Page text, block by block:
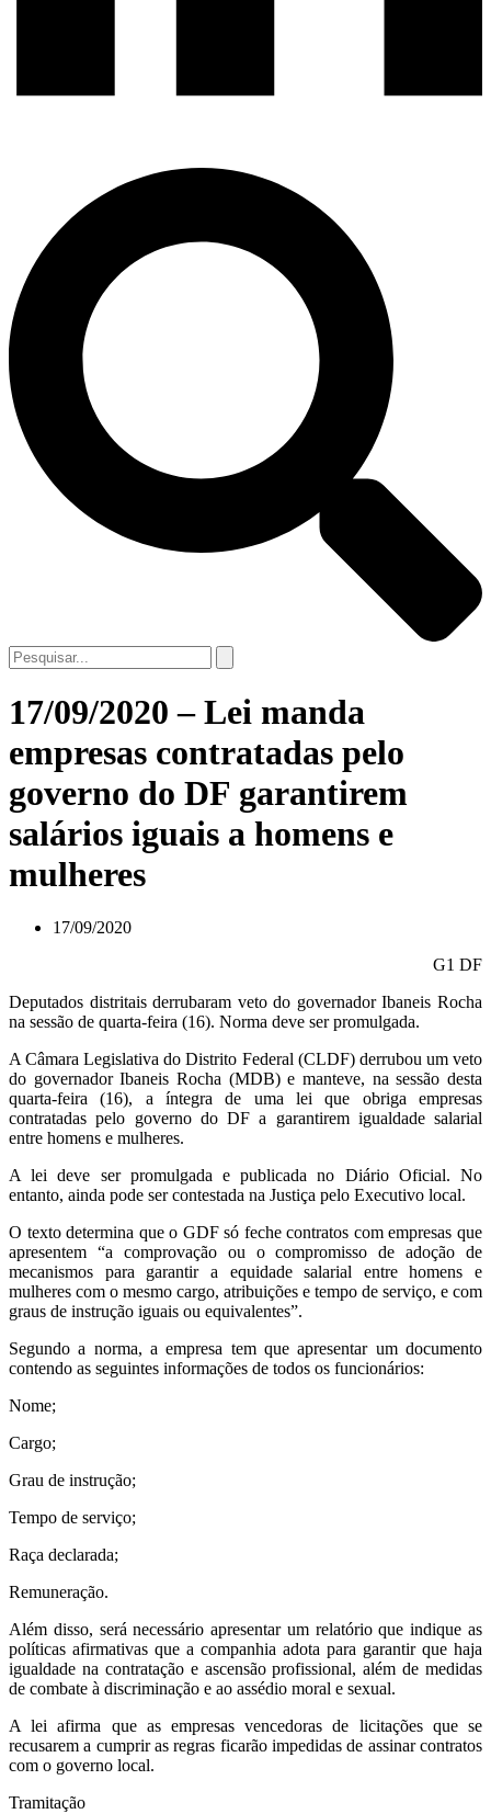
17/09/2020 – Lei manda
empresas contratadas pelo
governo do DF garantirem
salários iguais a homens e
mulheres
17/09/2020
G1 DF
Deputados distritais derrubaram veto do governador Ibaneis Rocha
na sessão de quarta-feira (16). Norma deve ser promulgada.
A Câmara Legislativa do Distrito Federal (CLDF) derrubou um veto
do governador Ibaneis Rocha (MDB) e manteve, na sessão desta
quarta-feira (16), a íntegra de uma lei que obriga empresas
contratadas pelo governo do DF a garantirem igualdade salarial
entre homens e mulheres.
A lei deve ser promulgada e publicada no Diário Oficial. No
entanto, ainda pode ser contestada na Justiça pelo Executivo local.
O texto determina que o GDF só feche contratos com empresas que
apresentem “a comprovação ou o compromisso de adoção de
mecanismos para garantir a equidade salarial entre homens e
mulheres com o mesmo cargo, atribuições e tempo de serviço, e com
graus de instrução iguais ou equivalentes”.
Segundo a norma, a empresa tem que apresentar um documento
contendo as seguintes informações de todos os funcionários:
Nome;
Cargo;
Grau de instrução;
Tempo de serviço;
Raça declarada;
Remuneração.
Além disso, será necessário apresentar um relatório que indique as
políticas afirmativas que a companhia adota para garantir que haja
igualdade na contratação e ascensão profissional, além de medidas
de combate à discriminação e ao assédio moral e sexual.
A lei afirma que as empresas vencedoras de licitações que se
recusarem a cumprir as regras ficarão impedidas de assinar contratos
com o governo local.
Tramitação